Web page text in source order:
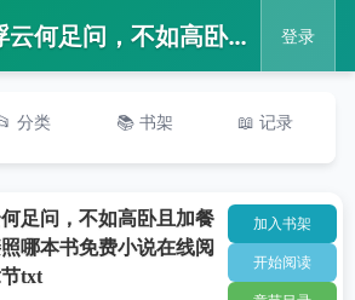
📖 世事浮云何足问，不如高卧且加餐姜云栖裴照哪本书免费小说在线阅读最新章节txt 登录
分类 📚 书架 📖 记录
足问，不如高卧且加餐
哪本书免费小说在线阅
txt
加入书架
开始阅读